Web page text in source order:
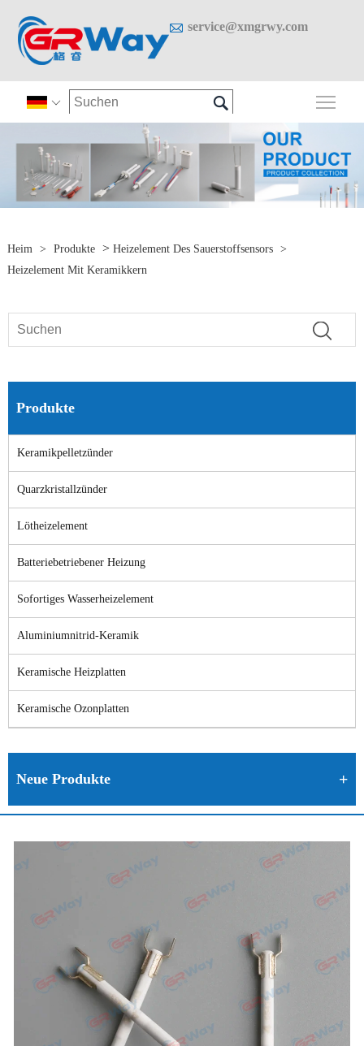
 service@xmgrwy.com
 
Heim > Produkte > Heizelement Des Sauerstoffsensors
>
Heizelement Mit Keramikkern
Produkte
Keramikpelletzünder
Quarzkristallzünder
Lötheizelement
Batteriebetriebener Heizung
Sofortiges Wasserheizelement
Aluminiumnitrid-Keramik
Keramische Heizplatten
Keramische Ozonplatten
Neue Produkte